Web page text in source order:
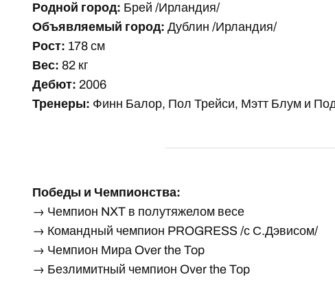
Родной город: Брей /Ирландия/
Объявляемый город: Дублин /Ирландия/
Рост: 178 см
Вес: 82 кг
Дебют: 2006
Тренеры: Финн Балор, Пол Трейси, Мэтт Блум и
Победы и Чемпионства:
→ Чемпион NXT в полутяжелом весе
→ Командный чемпион PROGRESS /с С.Дэвисом/
→ Чемпион Мира Over the Top
→ Безлимитный чемпион Over the Top